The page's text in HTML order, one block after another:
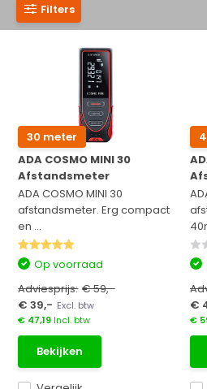
Filters
30 meter
ADA COSMO MINI 30
Afstandsmeter
ADA COSMO MINI 30
afstandsmeter. Erg compact
en ...
Op voorraad
Adviesprijs: € 59,-
€ 39,- Excl. btw
€ 47,19Incl. btw
Bekijken
€
€